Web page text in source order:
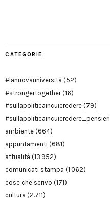
CATEGORIE
#lanuovauniversità (52)
#strongertogether(16)
#sullapoliticaincuicredere (79)
#sullapoliticaincuicredere_pensieri
ambiente (664)
appuntamenti (681)
attualità (13.952)
comunicati stampa (1.062)
cose che scrivo (171)
cultura (2.711)